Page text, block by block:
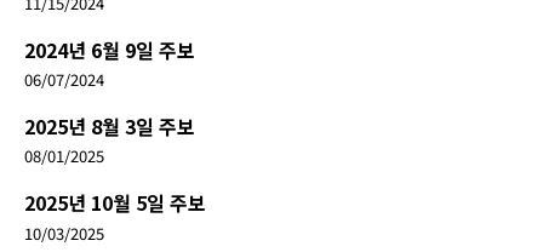
2024년 6월 9일 주보
06/07/2024
2025년 8월 3일 주보
08/01/2025
2025년 10월 5일 주보
10/03/2025